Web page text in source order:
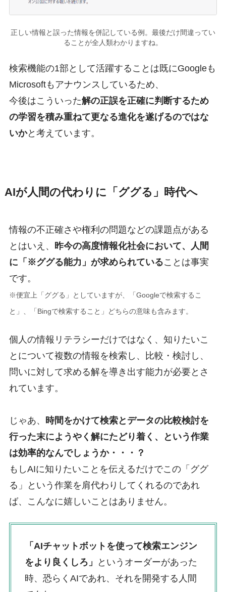
正しい情報と誤った情報を併記している例。最後だけ間違ってい
ることが全人類わかりますね。
検索機能の1部として活躍することは既にGoogleも
Microsoftもアナウンスしているため、
今後はこういった解の正誤を正確に判断するため
の学習を積み重ねて更なる進化を遂げるのではな
いかと考えています。
AIが人間の代わりに「ググる」時代へ
情報の不正確さや権利の問題などの課題点がある
とはいえ、 昨今の高度情報化社会において、人間
に「※ググる能力」が求められていることは事実
です。
※便宜上「ググる」としていますが、「Googleで検索するこ
と」、「Bingで検索すること」どちらの意味も含みます。
個人の情報リテラシーだけではなく、知りたいこ
とについて複数の情報を検索し、比較・検討し、
問いに対して求める解を導き出す能力が必要とさ
れています。
じゃあ、 時間をかけて検索とデータの比較検討を
行った末にようやく解にたどり着く、という作業
は効率的なんでしょうか・・・？
もしAIに知りたいことを伝えるだけでこの「ググ
る」という作業を肩代わりしてくれるのであれ
ば、こんなに嬉しいことはありません。
「AIチャットボットを使って検索エンジン
をより良くしろ」
というオーダーがあった
時、恐らくAIであれ、それを開発する人間